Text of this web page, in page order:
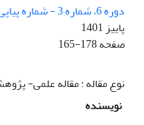
دوره 6، شماره 3 - شماره پیاپی 22
پاییز 1401
صفحه165-178
نوع مقاله : مقاله علمی-
نویسنده